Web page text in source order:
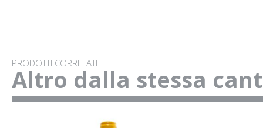
PRODOTTI CORRELATI
Altro dalla stessa